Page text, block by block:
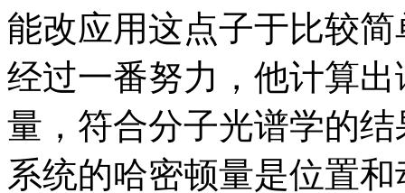
能改应用这点子于比较
经过一番努力，他计算
量，符合分子光谱学的
系统的哈密顿量是位置